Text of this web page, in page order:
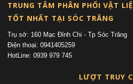
TRUNG TÂM PHÂN PHỐI VẬT
TỐT NHẤT TẠI SÓC TRĂNG
Trụ sở: 160 Mạc Đỉnh Chi - Tp Sóc Trăng
Điện thoại: 0941405259
HotLine: 0939 979 745
LƯỢT TRUY